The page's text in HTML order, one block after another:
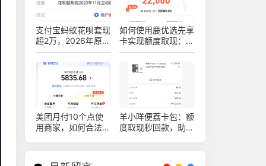
支付宝蚂蚁花呗套现
超2万，2026年原来
可以这样安全操作不
被查！真实亲测方法
如何使用鹿优选先享
卡实现额度取现：购
物出售的新技巧
美团月付10个点使
用商家，如何合法稳
羊小咩便荔卡包：额
度取现秒回款，助你